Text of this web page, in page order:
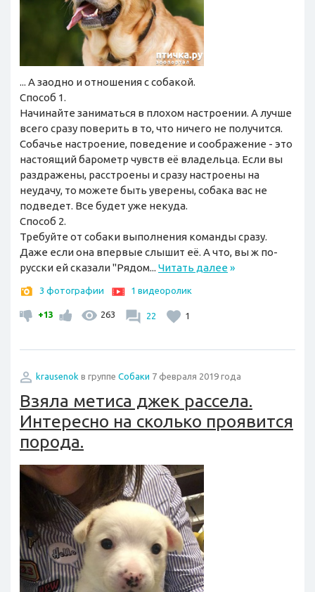
... А заодно и отношения с собакой.
Способ 1.
Начинайте заниматься в плохом настроении. А лучше
всего сразу поверить в то, что ничего не получится.
Собачье настроение, поведение и соображение - это
настоящий барометр чувств её владельца. Если вы
раздражены, расстроены и сразу настроены на
неудачу, то можете быть уверены, собака вас не
подведет. Все будет уже некуда.
Способ 2.
Требуйте от собаки выполнения команды сразу.
Даже если она впервые слышит её. А что, вы ж по-
русски ей сказали "Рядом... Читать далее»
3 фотографии 1 видеоролик
+13 263 22 1
krausenok в группе Собаки 7 февраля 2019 года
Взяла метиса джек рассела.
Интересно на сколько проявится
порода.